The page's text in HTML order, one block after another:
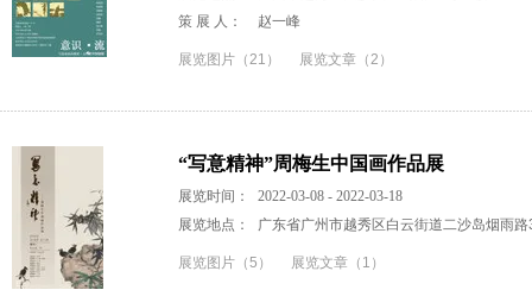
策 展 人：
赵一峰
展览图片（21） 展览文章（2）
“写意精神”周梅生中国画作品展
展览时间：
2022-03-08 - 2022-03-18
展览地点：
广东省广州市越秀区白云街道二沙岛烟雨
展览图片（5） 展览文章（1）